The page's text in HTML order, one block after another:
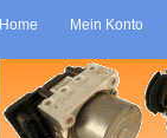
Home Mein Konto